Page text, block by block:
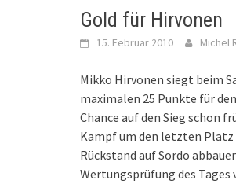
Gold für Hirvonen
15. Februar 2010 Michel
Mikko Hirvonen siegt beim
maximalen 25 Punkte für
Chance auf den Sieg schon
Kampf um den letzten Platz
Rückstand auf Sordo
Wertungsprüfung des Tages